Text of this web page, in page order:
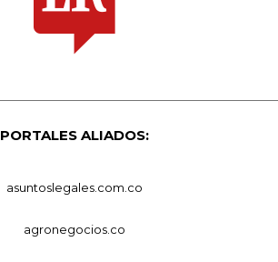
PORTALES ALIADOS:
asuntoslegales.com.co
agronegocios.co